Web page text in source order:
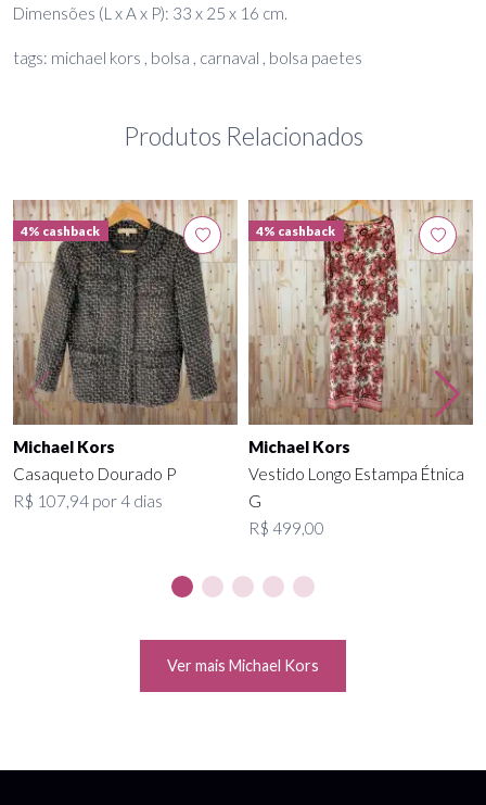
Dimensões (L x A x P): 33 x 25 x 16 cm.
tags: michael kors , bolsa , carnaval , bolsa paetes
Produtos Relacionados
4% cashback
Michael Kors
Casaqueto Dourado P
R$ 107,94 por 4 dias
4% cashback
Michael Kors
Vestido Longo Estampa Étnica
G
R$ 499,00
Ver mais Michael Kors